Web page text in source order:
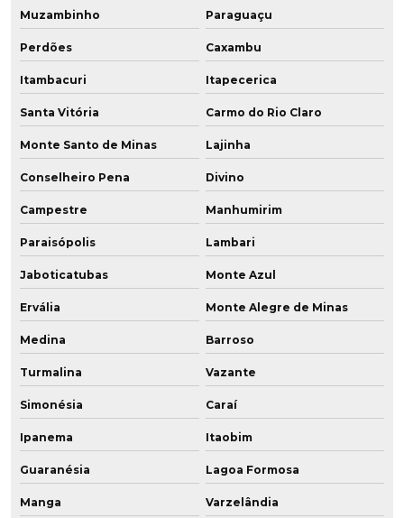
Muzambinho Paraguaçu
Perdões Caxambu
Itambacuri Itapecerica
Santa Vitória Carmo do Rio Claro
Monte Santo de Minas Lajinha
Conselheiro Pena Divino
Campestre Manhumirim
Paraisópolis Lambari
Jaboticatubas Monte Azul
Ervália Monte Alegre de Minas
Medina Barroso
Turmalina Vazante
Simonésia Caraí
Ipanema Itaobim
Guaranésia Lagoa Formosa
Manga Varzelândia